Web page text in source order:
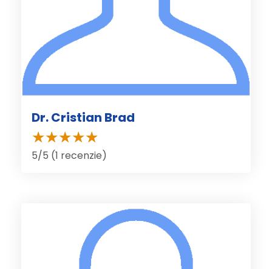
Dr. Cristian Brad
5/5 (1 recenzie)